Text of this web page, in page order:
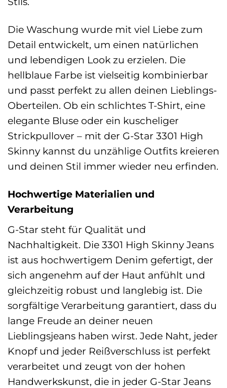
Die Waschung wurde mit viel Liebe zum
Detail entwickelt, um einen natürlichen
und lebendigen Look zu erzielen. Die
hellblaue Farbe ist vielseitig kombinierbar
und passt perfekt zu allen deinen Lieblings-
Oberteilen. Ob ein schlichtes T-Shirt, eine
elegante Bluse oder ein kuscheliger
Strickpullover – mit der G-Star 3301 High
Skinny kannst du unzählige Outfits kreieren
und deinen Stil immer wieder neu erfinden.
Hochwertige Materialien und
Verarbeitung
G-Star steht für Qualität und
Nachhaltigkeit. Die 3301 High Skinny Jeans
ist aus hochwertigem Denim gefertigt, der
sich angenehm auf der Haut anfühlt und
gleichzeitig robust und langlebig ist. Die
sorgfältige Verarbeitung garantiert, dass du
lange Freude an deiner neuen
Lieblingsjeans haben wirst. Jede Naht, jeder
Knopf und jeder Reißverschluss ist perfekt
verarbeitet und zeugt von der hohen
Handwerkskunst, die in jeder G-Star Jeans